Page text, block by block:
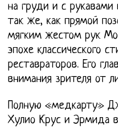
на груди и с рукавами
так же, как прямой
мягким жестом рук
эпохе классического
реставраторов. Его
внимания зрителя от
Полную «медкарту»
Хулио Крус и Эрмида